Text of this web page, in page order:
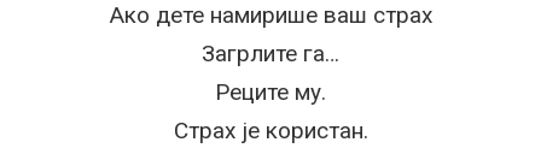
Ако дете намирише ваш страх
Загрлите га…
Реците му.
Страх је користан.